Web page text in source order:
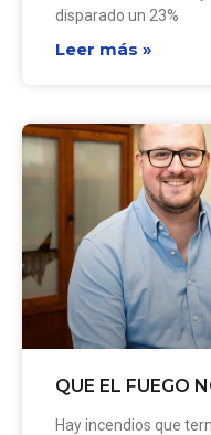
disparado un 23%
Leer más »
QUE EL FUEGO
Hay incendios que